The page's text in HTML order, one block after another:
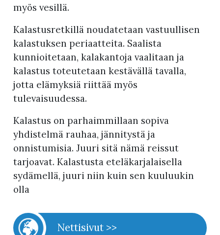
myös vesillä.
Kalastusretkillä noudatetaan vastuullisen
kalastuksen periaatteita. Saalista
kunnioitetaan, kalakantoja vaalitaan ja
kalastus toteutetaan kestävällä tavalla,
jotta elämyksiä riittää myös
tulevaisuudessa.
Kalastus on parhaimmillaan sopiva
yhdistelmä rauhaa, jännitystä ja
onnistumisia. Juuri sitä nämä reissut
tarjoavat. Kalastusta eteläkarjalaisella
sydämellä, juuri niin kuin sen kuuluukin
olla
Nettisivut >>